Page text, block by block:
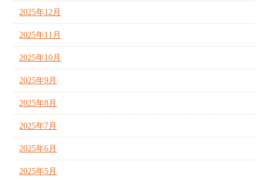
2025年12月
2025年11月
2025年10月
2025年9月
2025年8月
2025年7月
2025年6月
2025年5月